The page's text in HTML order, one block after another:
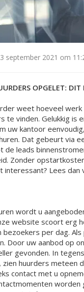
september 2021 om
OPGELET: DIT
weet hoeveel
te vinden. Gelukkig is
uw kantoor
Dat gebeurt via
de leads
Zonder
interessant? Lees dan
wordt u
website scoort erg
bezoekers per dag.
Door uw aanbod op
gevonden. In
huurders meteen
contact met u